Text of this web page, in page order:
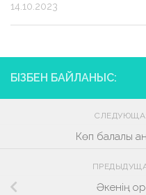
14.10.2023
БІЗБЕН БАЙЛАНЫС:
Көп балалы
Әкенің